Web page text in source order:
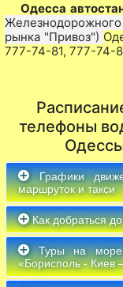
Одесса
рынка "Привоз")
777-74-81, 777-74-
телефоны
Графики
маршруток и такси
Как добраться
Туры на море
«Борисполь - Киев